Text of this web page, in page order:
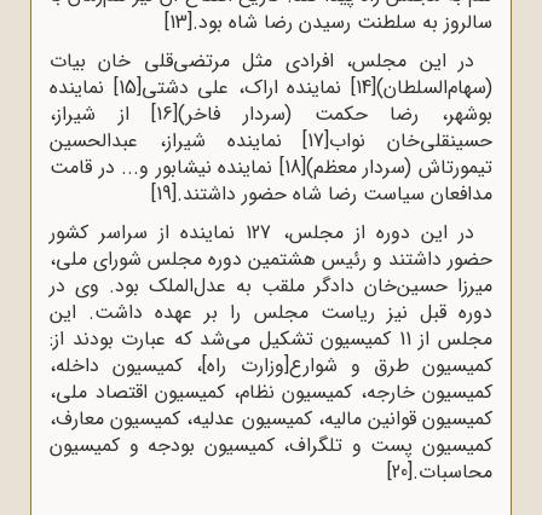
سالروز به سلطنت رسیدن رضا شاه بود.[13]
در این مجلس، افرادی مثل مرتضی‌قلی خان بیات
(سهام‌السلطان)[14] نماینده اراک، علی دشتی[15]
نماینده
بوشهر، رضا حکمت (سردار فاخر)[16]
از شیراز،
حسینقلی‌خان نواب[17]
نماینده شیراز، عبدالحسین
تیمورتاش (سردار معظم)[18]
نماینده نیشابور و... در قامت
مدافعان سیاست رضا شاه حضور داشتند.[19]
در این دوره از مجلس، 127 نماینده از سراسر کشور
حضور داشتند و رئیس هشتمین دوره مجلس شورای ملی،
میرزا حسین‌خان دادگر ملقب به عدل‌الملک بود. وی در
دوره قبل نیز ریاست مجلس را بر عهده داشت. این
مجلس از 11 کمیسیون تشکیل می‌شد که عبارت بودند از:
کمیسیون طرق و شوارع[وزارت راه]، کمیسیون داخله،
کمیسیون خارجه، کمیسیون نظام، کمیسیون اقتصاد ملی،
کمیسیون قوانین مالیه، کمیسیون عدلیه، کمیسیون معارف،
کمیسیون پست و تلگراف، کمیسیون بودجه و کمیسیون
محاسبات.[20]